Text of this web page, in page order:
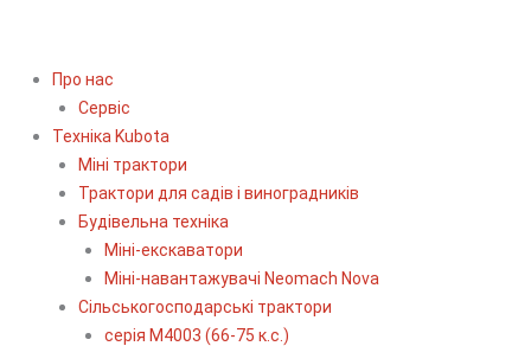
Про нас
Сервіс
Технiка Kubota
Міні трактори
Трактори для садів і виноградників
Будівельна техніка
Міні-екскаватори
Міні-навантажувачі Neomach Nova
Сільськогосподарські трактори
серія М4003 (66-75 к.с.)